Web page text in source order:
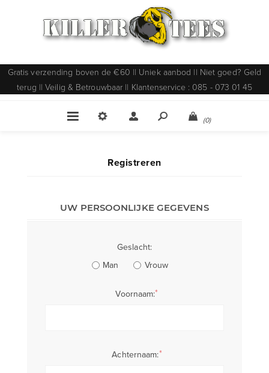
Gratis verzending boven de €60 || Uniek aanbod || Niet goed? Geld
terug || Veilig & Betrouwbaar || Klantenservice : 085 - 073 01 45
(0)
Registreren
UW PERSOONLIJKE GEGEVENS
Geslacht:
Man
Vrouw
Voornaam:*
Achternaam:*